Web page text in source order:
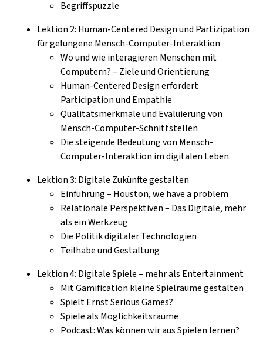
Begriffspuzzle
Lektion 2: Human-Centered Design und Partizipation
für gelungene Mensch-Computer-Interaktion
Wo und wie interagieren Menschen mit
Computern? – Ziele und Orientierung
Human-Centered Design erfordert
Participation und Empathie
Qualitätsmerkmale und Evaluierung von
Mensch-Computer-Schnittstellen
Die steigende Bedeutung von Mensch-
Computer-Interaktion im digitalen Leben
Lektion 3: Digitale Zukünfte gestalten
Einführung – Houston, we have a problem
Relationale Perspektiven – Das Digitale, mehr
als ein Werkzeug
Die Politik digitaler Technologien
Teilhabe und Gestaltung
Lektion 4: Digitale Spiele – mehr als Entertainment
Mit Gamification kleine Spielräume gestalten
Spielt Ernst Serious Games?
Spiele als Möglichkeitsräume
Podcast: Was können wir aus Spielen lernen?